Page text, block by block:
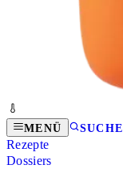
MENÜ SUCHE
Rezepte
Dossiers